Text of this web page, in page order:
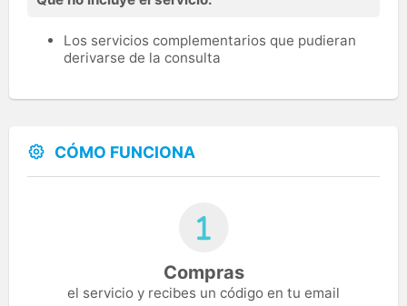
Los servicios complementarios que pudieran
derivarse de la consulta
CÓMO FUNCIONA
Compras
el servicio y recibes un código en tu email